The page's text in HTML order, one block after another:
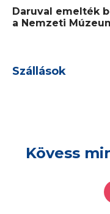
Daruval emelték
a Nemzeti
Szállások
Kövess